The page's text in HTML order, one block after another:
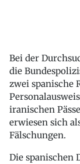
Bei der
die
zwei spanische
iranischen
erwiesen sich
Fälschungen.
Die spanischen